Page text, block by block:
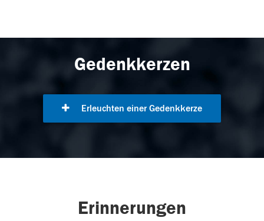
Gedenkkerzen
Erleuchten einer Gedenkkerze
Erinnerungen